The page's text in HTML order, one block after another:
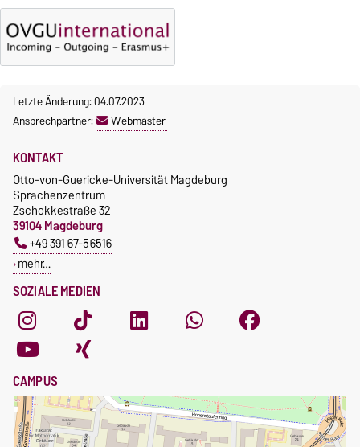
Letzte Änderung: 04.07.2023
Ansprechpartner:
Webmaster
SOZIALE MEDIEN
KONTAKT
Otto-von-Guericke-Universität Magdeburg
Sprachenzentrum
Zschokkestraße 32
39104 Magdeburg
+49 391 67-56516
mehr…
CAMPUS